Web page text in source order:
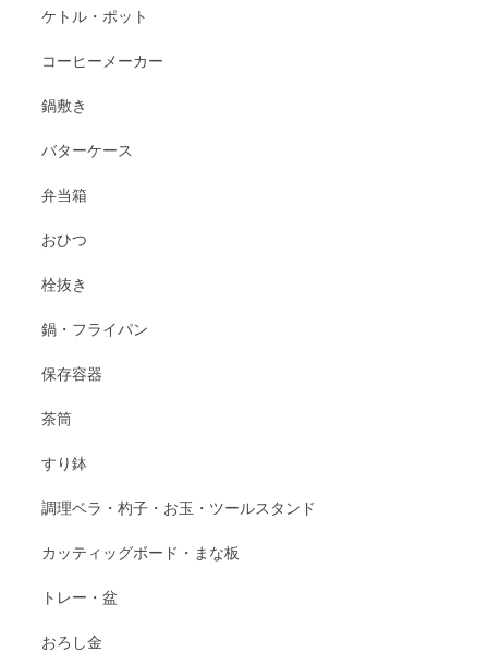
ケトル・ポット
コーヒーメーカー
鍋敷き
バターケース
弁当箱
おひつ
栓抜き
鍋・フライパン
保存容器
茶筒
すり鉢
調理ベラ・杓子・お玉・ツールスタンド
カッティッグボード・まな板
トレー・盆
おろし金